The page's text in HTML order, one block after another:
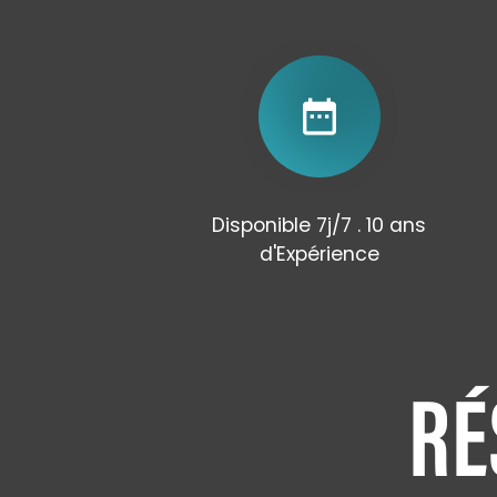
date_range
Disponible 7j/7 . 10 ans
d'Expérience